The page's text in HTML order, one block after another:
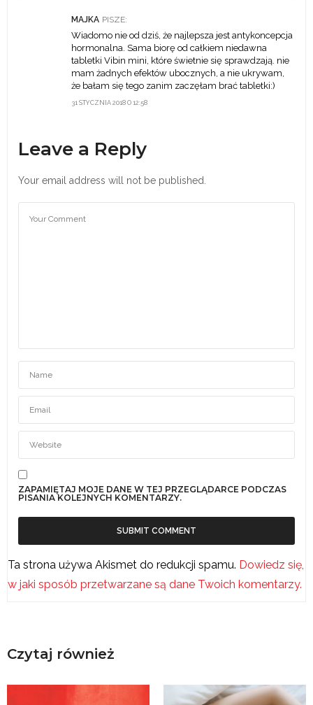
MAJKA PISZE:
31 STYCZNIA 2018 O 12:58
Wiadomo nie od dziś, że najlepsza jest antykoncepcja
hormonalna. Sama biorę od całkiem niedawna
tabletki Vibin mini, które świetnie się sprawdzają. nie
mam żadnych efektów ubocznych, a nie ukrywam,
że bałam się tego zanim zaczęłam brać tabletki:)
Leave a Reply
Your email address will not be published.
ZAPAMIĘTAJ MOJE DANE W TEJ PRZEGLĄDARCE PODCZAS
PISANIA KOLEJNYCH KOMENTARZY.
Ta strona używa Akismet do redukcji spamu. Dowiedz się,
w jaki sposób przetwarzane są dane Twoich komentarzy.
Czytaj również